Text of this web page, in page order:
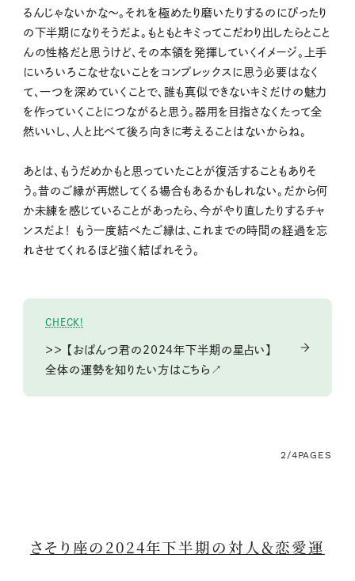
るんじゃないかな〜。それを極めたり磨いたりするのにぴったり
の下半期になりそうだよ。もともとキミってこだわり出したらとこと
んの性格だと思うけど、その本領を発揮していくイメージ。上手
にいろいろこなせないことをコンプレックスに思う必要はなく
て、一つを深めていくことで、誰も真似できないキミだけの魅力
を作っていくことにつながると思う。器用を目指さなくたって全
然いいし、人と比べて後ろ向きに考えることはないからね。
あとは、もうだめかもと思っていたことが復活することもありそ
う。昔のご縁が再燃してくる場合もあるかもしれない。だから何
か未練を感じていることがあったら、今がやり直したりするチャ
ンスだよ！ もう一度結べたご縁は、これまでの時間の経過を忘
れさせてくれるほど強く結ばれそう。
CHECK!
＞＞ 【おぱんつ君の2024年下半期の星占い】
全体の運勢を知りたい方はこちら↗
2/4PAGES
さそり座の2024年下半期の対人＆恋愛運